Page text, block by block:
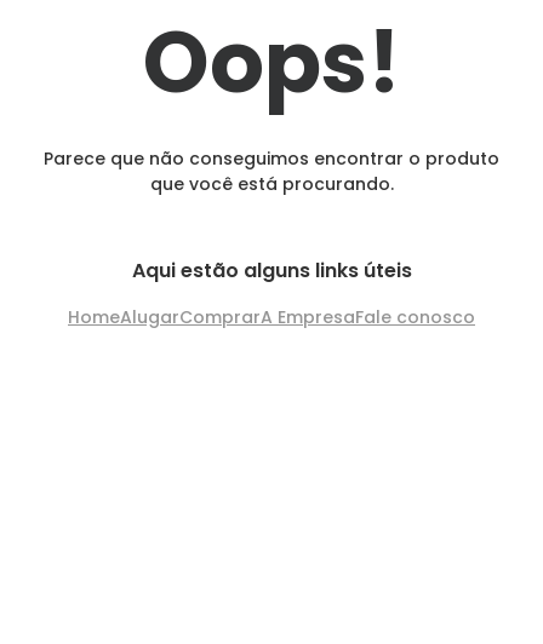
Oops!
Parece que não conseguimos encontrar o produto
que você está procurando.
Aqui estão alguns links úteis
HomeAlugarComprarA EmpresaFale conosco